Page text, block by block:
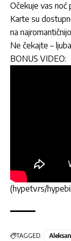
Očekuje vas noć
Karte su
na
Ne čekajte –
BONUS VIDEO:
(hypetv.rs/
TAGGED: